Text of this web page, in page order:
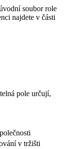
soubor role
najdete v části
pole určují,
v tržišti